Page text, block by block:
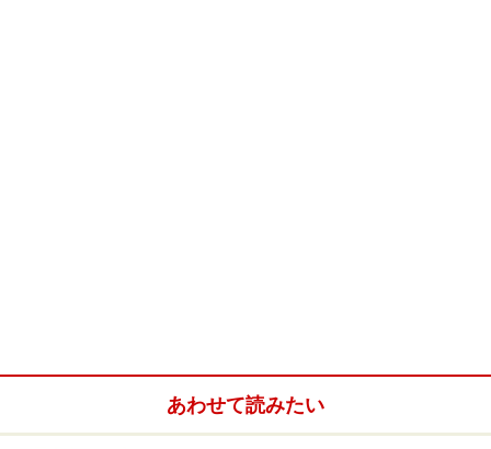
あわせて読みたい